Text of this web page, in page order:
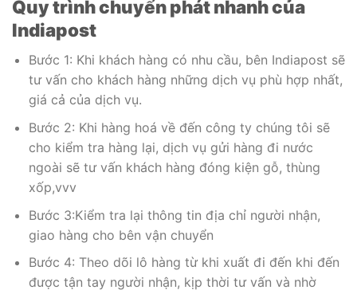
Quy trình chuyển phát nhanh của
Indiapost
Bước 1: Khi khách hàng có nhu cầu, bên Indiapost sẽ
tư vấn cho khách hàng những dịch vụ phù hợp nhất,
giá cả của dịch vụ.
Bước 2: Khi hàng hoá về đến công ty chúng tôi sẽ
cho kiểm tra hàng lại, dịch vụ gửi hàng đi nước
ngoài sẽ tư vấn khách hàng đóng kiện gỗ, thùng
xốp,vvv
Bước 3:Kiểm tra lại thông tin địa chỉ người nhận,
giao hàng cho bên vận chuyển
Bước 4: Theo dõi lô hàng từ khi xuất đi đến khi đến
được tận tay người nhận, kịp thời tư vấn và nhờ